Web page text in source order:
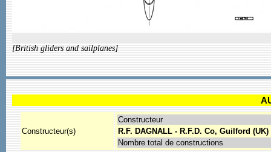
[British gliders and sailplanes]
Constructeur(s)
Constructeur
R.F. DAGNALL - R.F.D. Co, Guilford (UK)
Nombre total de constructions